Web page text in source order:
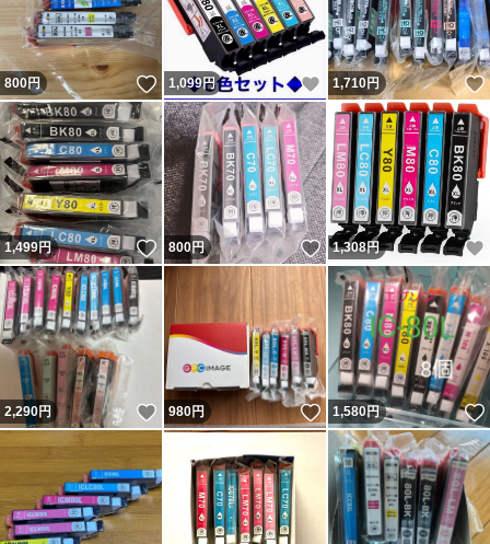
800円 いいね！
1,099円 いいね！
1,710円
1,499円 いいね！
800円 いいね！
1,308円
2,290円 いいね！
980円 いいね！
1,580円